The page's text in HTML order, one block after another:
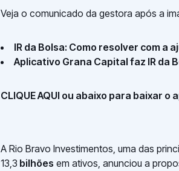
Veja o comunicado da gestora após a
IR da Bolsa: Como resolver com a
Aplicativo Grana Capital faz IR da
CLIQUE AQUI ou abaixo para baixar o
A Rio Bravo Investimentos, uma das
13,3 bilhões em ativos, anunciou a